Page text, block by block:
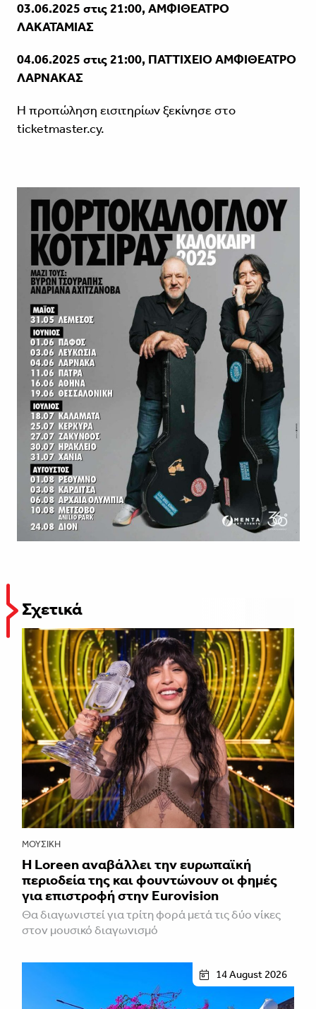
03.06.2025 στις 21:00, ΑΜΦΙΘΕΑΤΡΟ
ΛΑΚΑΤΑΜΙΑΣ
04.06.2025 στις 21:00, ΠΑΤΤΙΧΕΙΟ ΑΜΦΙΘΕΑΤΡΟ
ΛΑΡΝΑΚΑΣ
Η προπώληση εισιτηρίων ξεκίνησε στο
ticketmaster.cy.
Σχετικά
ΜΟΥΣΙΚΉ
Η Loreen αναβάλλει την ευρωπαϊκή
περιοδεία της και φουντώνουν οι φημές
για επιστροφή στην Eurovision
Θα διαγωνιστεί για τρίτη φορά μετά τις δύο νίκες
στον μουσικό διαγωνισμό
14 August 2026